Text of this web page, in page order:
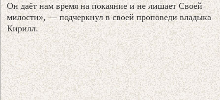
Он даёт нам время на покаяние и не лишает Своей
милости», — подчеркнул в своей проповеди владыка
Кирилл.